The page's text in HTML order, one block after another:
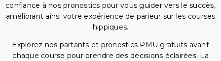
confiance à nos pronostics pour vous guider vers le succès,
améliorant ainsi votre expérience de parieur sur les courses
hippiques.
Explorez nos partants et pronostics PMU gratuits avant
chaque course pour prendre des décisions éclairées. La